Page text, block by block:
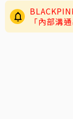
「內部溝